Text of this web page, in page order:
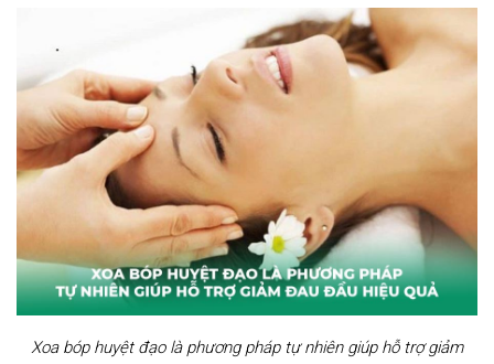
Xoa bóp huyệt đạo là phương pháp tự nhiên giúp hỗ trợ giảm